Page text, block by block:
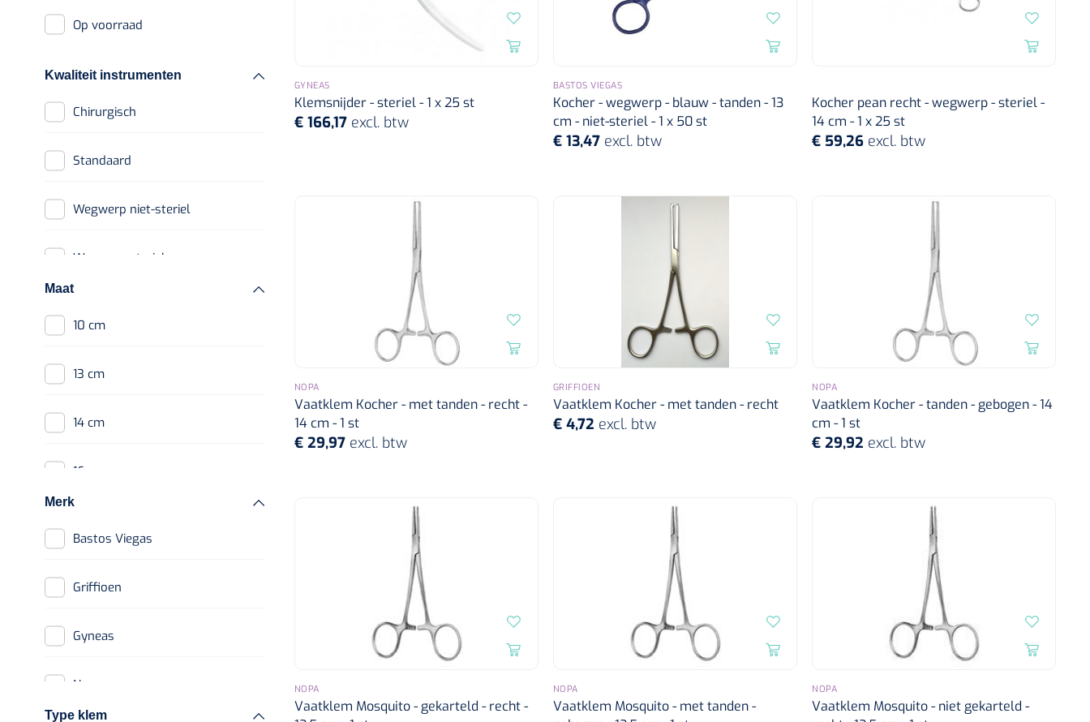
Ultrasoon
autoclaven
Controle test
Op voorraad
Kwaliteit instrumenten
Chirurgisch
Standaard
Wegwerp niet-steriel
Wegwerp steriel
Maat
10 cm
13 cm
14 cm
16 cm
Merk
Bastos Viegas
Griffioen
Gyneas
Type klem
GYNEAS
Klemsnijder - steriel - 1 x 25 st
€ 166,17 excl. btw
BASTOS VIEGAS
Kocher - wegwerp - blauw - tanden - 13
cm - niet-steriel - 1 x 50 st
€ 13,47 excl. btw
Kocher pean recht - wegwerp - steriel -
14 cm - 1 x 25 st
€ 59,26 excl. btw
NOPA
Vaatklem Kocher - met tanden - recht -
14 cm - 1 st
€ 29,97 excl. btw
GRIFFIOEN
Vaatklem Kocher - met tanden - recht
€ 4,72 excl. btw
NOPA
Vaatklem Kocher - tanden - gebogen - 14
cm - 1 st
€ 29,92 excl. btw
NOPA
Vaatklem Mosquito - gekarteld - recht -
NOPA
Vaatklem Mosquito - met tanden -
NOPA
Vaatklem Mosquito - niet gekarteld -